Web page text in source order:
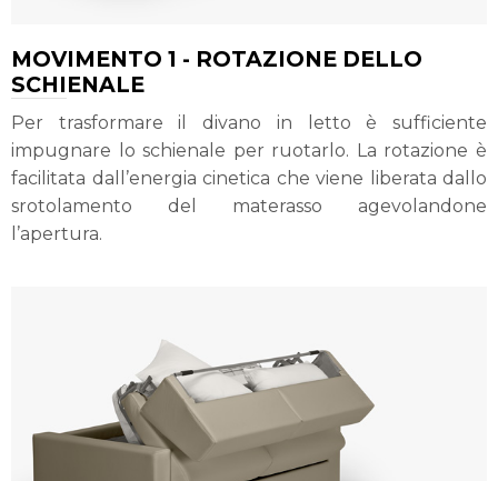
MOVIMENTO 1 - ROTAZIONE DELLO
SCHIENALE
Per trasformare il divano in letto è sufficiente
impugnare lo schienale per ruotarlo. La rotazione è
facilitata dall’energia cinetica che viene liberata dallo
srotolamento del materasso agevolandone
l’apertura.